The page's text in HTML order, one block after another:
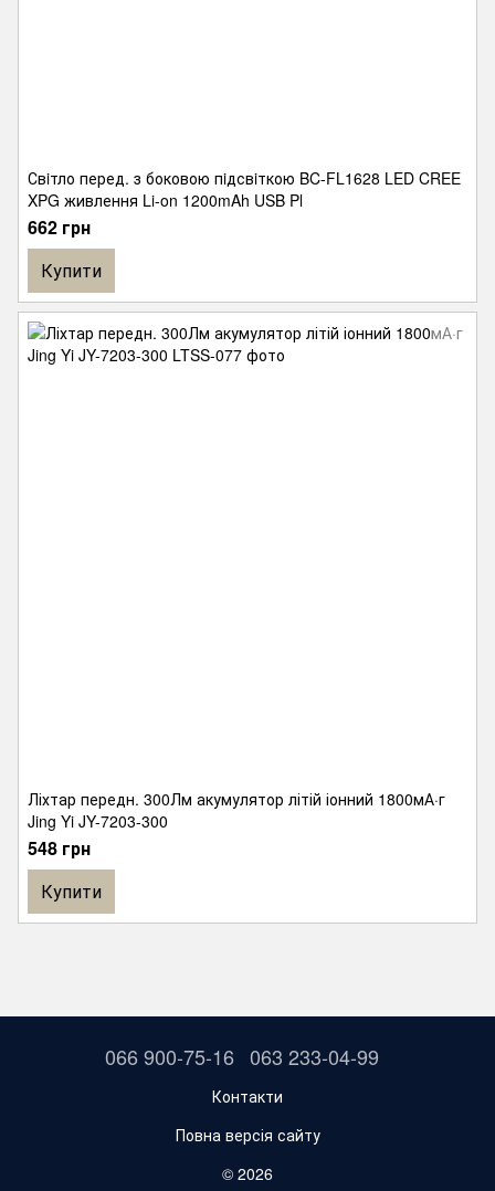
Свiтло перед. з боковою пiдсвiткою BC-FL1628 LED CREE
XPG живлення Li-on 1200mAh USB Pl
662 грн
Купити
Ліхтар передн. 300Лм акумулятор літій іонний 1800мА·г
Jing Yi JY-7203-300
548 грн
Купити
066 900-75-16 063 233-04-99
Контакти
Повна версія сайту
© 2026